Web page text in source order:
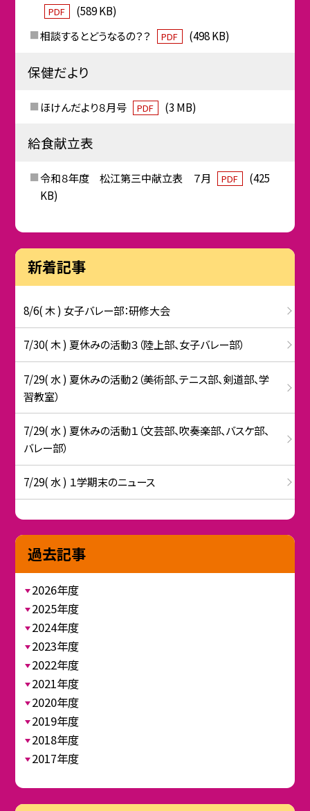
PDF
(589 KB)
相談するとどうなるの？？
PDF (498 KB)
保健だより
ほけんだより８月号 PDF (3 MB)
給食献立表
令和８年度 松江第三中献立表 ７月 PDF
(425
KB)
新着記事
8/6( 木 ) 女子バレー部：研修大会
7/30( 木 ) 夏休みの活動３（陸上部、女子バレー部）
7/29( 水 ) 夏休みの活動２（美術部、テニス部、剣道部、学
習教室）
7/29( 水 ) 夏休みの活動１（文芸部、吹奏楽部、バスケ部、
バレー部）
7/29( 水 ) １学期末のニュース
過去記事
2026年度
2025年度
2024年度
2023年度
2022年度
2021年度
2020年度
2019年度
2018年度
2017年度